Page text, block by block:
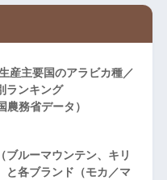
産主要国のアラビカ種／
ランキング
務省データ）
ブルーマウンテン、キリ
と各ブランド（モカ／マ